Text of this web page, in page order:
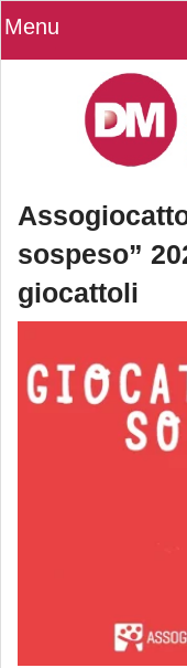
Menu
sospeso”
giocattoli